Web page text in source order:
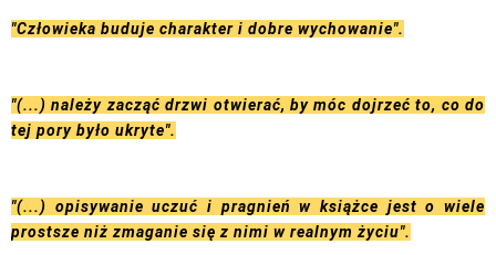
"Człowieka buduje charakter i dobre wychowanie".
"(...) należy zacząć drzwi otwierać, by móc dojrzeć to, co do
tej pory było ukryte".
"(...) opisywanie uczuć i pragnień w książce jest o wiele
prostsze niż zmaganie się z nimi w realnym życiu".